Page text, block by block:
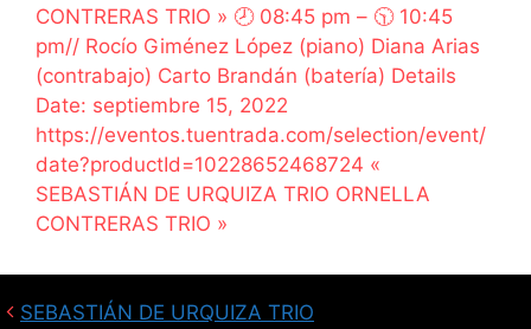
CONTRERAS TRIO » 🕗 08:45 pm – 🕥 10:45
pm// Rocío Giménez López (piano) Diana Arias
(contrabajo) Carto Brandán (batería) Details
Date: septiembre 15, 2022
https://eventos.tuentrada.com/selection/event/
date?productId=10228652468724 «
SEBASTIÁN DE URQUIZA TRIO ORNELLA
CONTRERAS TRIO »
SEBASTIÁN DE URQUIZA TRIO